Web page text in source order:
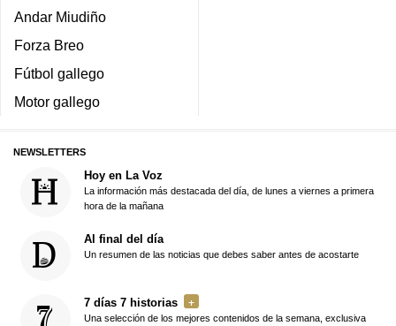
Andar Miudiño
Forza Breo
Fútbol gallego
Motor gallego
NEWSLETTERS
Hoy en La Voz
La información más destacada del día, de lunes a viernes a primera
hora de la mañana
Al final del día
Un resumen de las noticias que debes saber antes de acostarte
7 días 7 historias
Una selección de los mejores contenidos de la semana, exclusiva